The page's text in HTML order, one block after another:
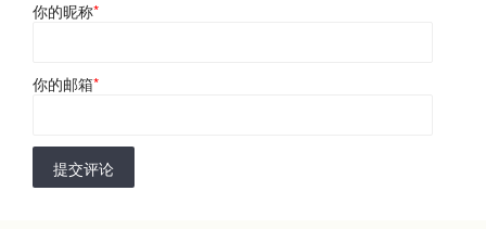
你的昵称*
你的邮箱*
提交评论